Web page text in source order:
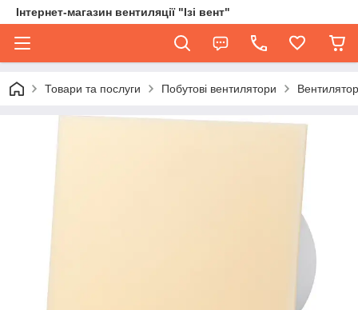
Інтернет-магазин вентиляції "Ізі вент"
Товари та послуги Побутові вентилятори